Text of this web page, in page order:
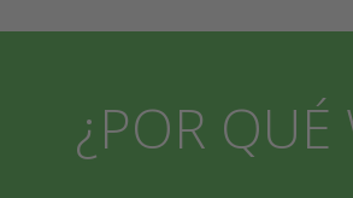
¿POR QUÉ